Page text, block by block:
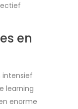
en
intensief
learning
enorme